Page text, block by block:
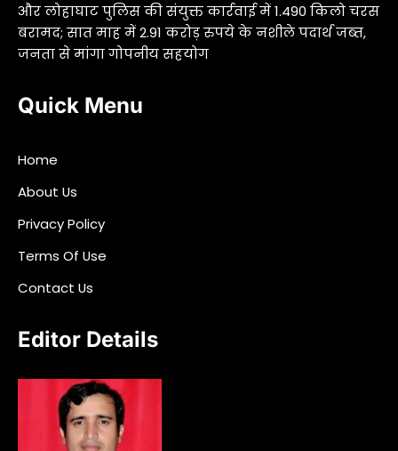
और लोहाघाट पुलिस की संयुक्त कार्रवाई में 1.490 किलो चरस
बरामद; सात माह में 2.91 करोड़ रुपये के नशीले पदार्थ जब्त,
जनता से मांगा गोपनीय सहयोग
Quick Menu
Home
About Us
Privacy Policy
Terms Of Use
Contact Us
Editor Details